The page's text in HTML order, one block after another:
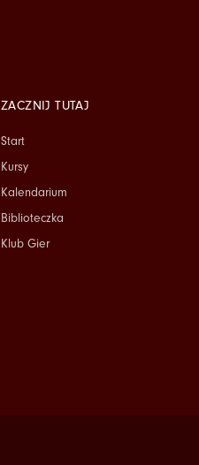
ZACZNIJ TUTAJ
Start
Kursy
Kalendarium
Biblioteczka
Klub Gier